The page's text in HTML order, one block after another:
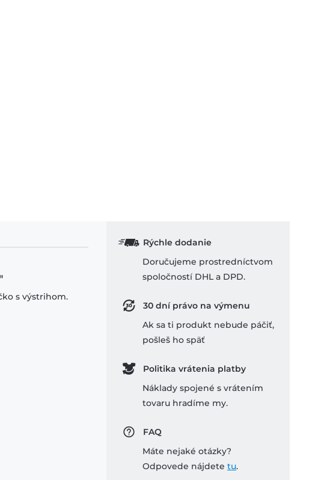
s výstrihom.
Rýchle dodanie
Doručujeme prostredníctvom
spoločností DHL a DPD.
30 dní právo na výmenu
Ak sa ti produkt nebude páčiť,
pošleš ho späť
Politika vrátenia platby
Náklady spojené s vrátením
tovaru hradíme my.
FAQ
Máte nejaké otázky?
Odpovede nájdete tu.